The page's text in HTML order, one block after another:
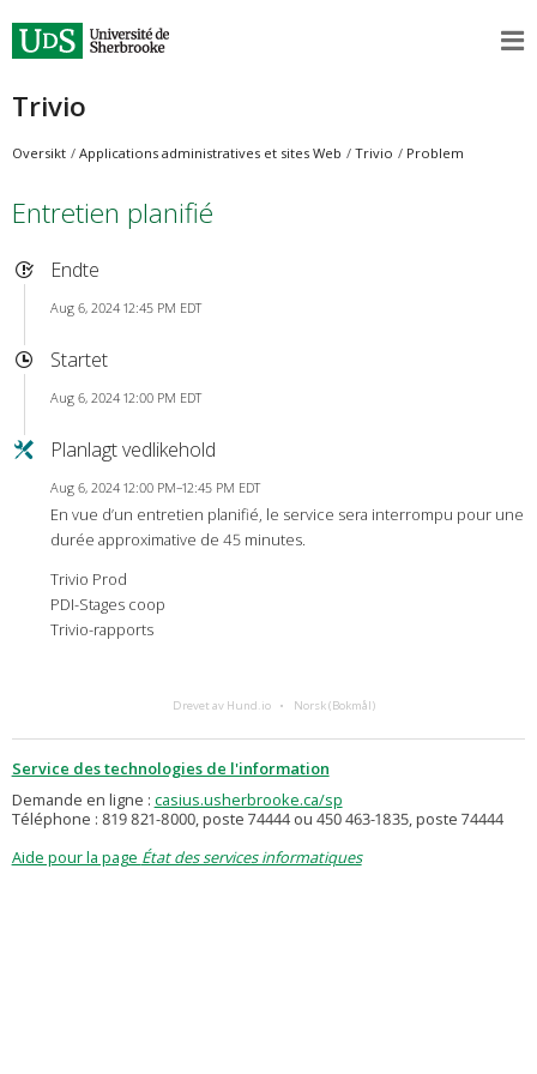
Trivio
Oversikt Applications administratives et sites Web Trivio Problem
Entretien planifié
Endte
Aug 6, 2024 12:45 PM EDT
Startet
Aug 6, 2024 12:00 PM EDT
Planlagt vedlikehold
Aug 6, 2024 12:00 PM–12:45 PM EDT
En vue d’un entretien planifié, le service sera interrompu pour une
durée approximative de 45 minutes.
Trivio Prod
PDI-Stages coop
Trivio-rapports
Drevet av Hund.io Norsk (Bokmål)
Service des technologies de l'information
Demande en ligne : casius.usherbrooke.ca/sp
Téléphone : 819 821-8000, poste 74444 ou 450 463-1835, poste 74444
Aide pour la page État des services informatiques